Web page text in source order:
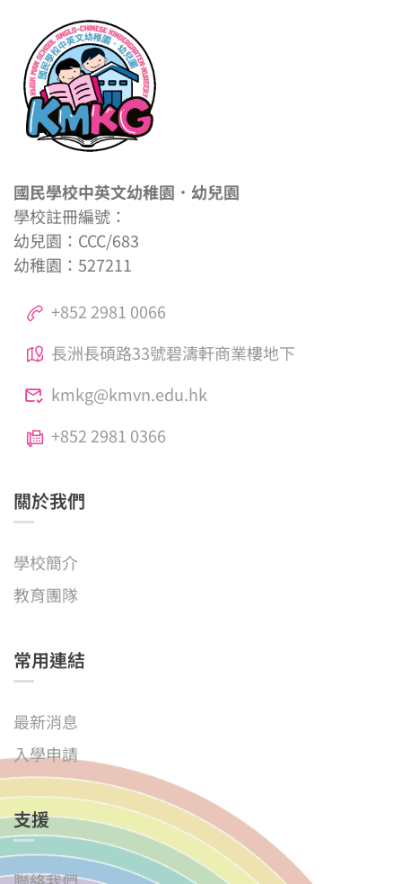
國民學校中英文幼稚園．幼兒園
學校註冊編號：
幼兒園：CCC/683
幼稚園：527211
+852 2981 0066
長洲長碩路33號碧濤軒商業樓地下
kmkg@kmvn.edu.hk
+852 2981 0366
關於我們
學校簡介
教育團隊
常用連結
最新消息
入學申請
支援